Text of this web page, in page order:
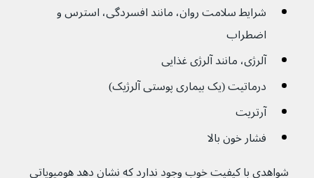
شرایط سلامت روان، مانند افسردگی، استرس و
اضطراب
آلرژی، مانند آلرژی غذایی
درماتیت (یک بیماری پوستی آلرژیک)
آرتریت
فشار خون بالا
شواهدی با کیفیت خوب وجود ندارد که نشان دهد هومیوپاتی